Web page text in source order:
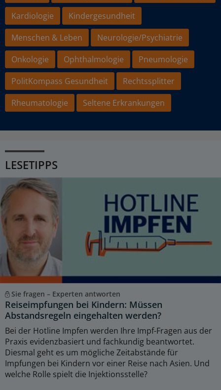
Kardiologie
Kindergesundheit
Menschen & Leben
Neurologie/Psychiatrie
Onkologie
Ophthalmologie
Pneumologie
PolitKompass Gesundheit
Rechtssplitter
Rheumatologie
Seltene Erkrankungen
LESETIPPS
Sie fragen – Experten antworten
Reiseimpfungen bei Kindern: Müssen
Abstandsregeln eingehalten werden?
Bei der Hotline Impfen werden Ihre Impf-Fragen aus der
Praxis evidenzbasiert und fachkundig beantwortet.
Diesmal geht es um mögliche Zeitabstände für
Impfungen bei Kindern vor einer Reise nach Asien. Und
welche Rolle spielt die Injektionsstelle?